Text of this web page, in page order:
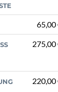
65,00
275,00
220,00